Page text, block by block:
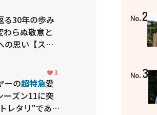
る30年の歩み
わらぬ敬意と
の思い【スカ
3
ーの超特急愛
ーズン11に突
レタリ"であら
No.2
No.3